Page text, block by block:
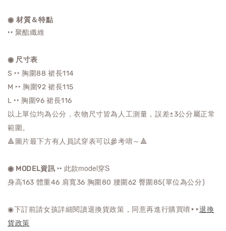
◉ 材質＆特點
‣‣ 聚酯纖維
◉ 尺寸表
S ‣‣ 胸圍88 裙長114
M ‣‣ 胸圍92裙長115
L ‣‣ 胸圍96裙長116
以上單位均為公分，衣物尺寸皆為人工測量，誤差±3公分屬正常
範圍。
🔺圖片最下方有人員試穿表可以參考唷～🔺
◉ MODEL資訊 ‣‣ 此款model穿S
身高163 體重46 肩寬36 胸圍80 腰圍62 臀圍85(單位為公分)
◉下訂前請女孩詳細閱讀退換貨政策，同意再進行購買唷‣‣退換
貨政策